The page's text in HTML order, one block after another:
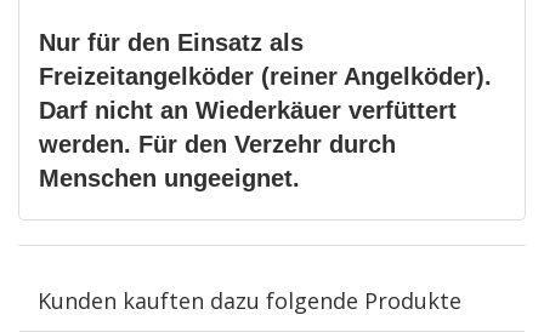
Nur für den Einsatz als
Freizeitangelköder (reiner Angelköder).
Darf nicht an Wiederkäuer verfüttert
werden. Für den Verzehr durch
Menschen ungeeignet.
Kunden kauften dazu folgende Produkte